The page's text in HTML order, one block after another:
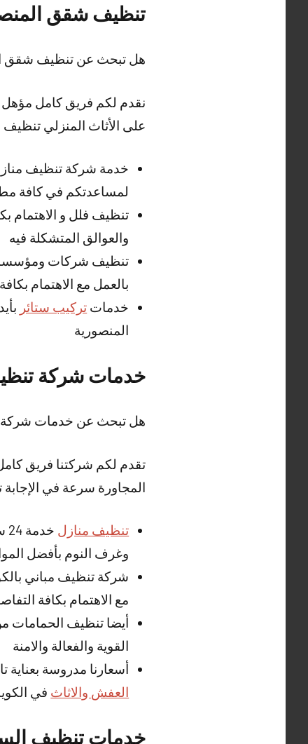
تنظيف شقق
هل تبحث عن تنظيف شقق
نقدم لكم فريق كامل مؤهل
على الأثاث المنزلي تنظيف
لمساعدتكم في كافة
تنظيف فلل و الاهتمام
والعوالق المتشكلة فيه
تنظيف شركات
بالعمل مع الاهتمام
خدمات تركيب ستائر
المنصورية
خدمات شركة
هل تبحث عن خدمات شركة
تقدم لكم شركتنا فريق
المجاورة سرعة في
تنظيف منازل
وغرف النوم بأفضل
شركة تنظيف مباني
مع الاهتمام بكافة
أيضا تنظيف الحمامات
القوية والفعالة والامنة
أسعارنا مدروسة
العفش والاثاث في
خدمات تنظيف